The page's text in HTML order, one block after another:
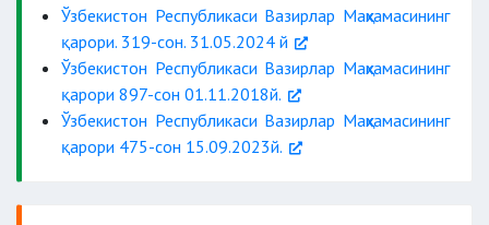
Ўзбекистон Республикаси Вазирлар Маҳкамасининг
қарори. 319-сон. 31.05.2024 й
Ўзбекистон Республикаси Вазирлар Маҳкамасининг
қарори 897-сон 01.11.2018й.
Ўзбекистон Республикаси Вазирлар Маҳкамасининг
қарори 475-сон 15.09.2023й.